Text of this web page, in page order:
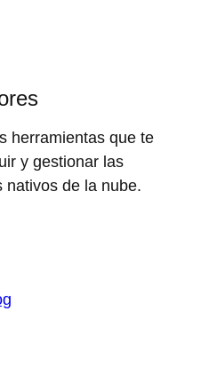
herramientas que te
y gestionar las
nativos de la nube.